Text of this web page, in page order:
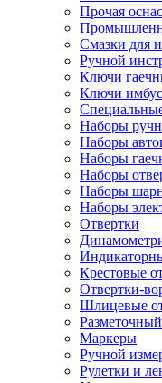
Прочая
Смазки для
Ручной
Ключи
Ключи
Наборы
Наборы
Наборы
Наборы
Наборы
Наборы
Отвертки
Крестовые
Отвертки-
Шлицевые
Маркеры
Ручной
Рулетки и